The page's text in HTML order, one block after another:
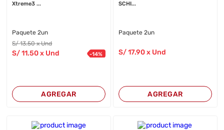
Xtreme3 ...
Paquete 2un
S/13.50 x Und
S/11.50 x Und -14%
AGREGAR
SCHI...
Paquete 2un
S/17.90x Und
AGREGAR